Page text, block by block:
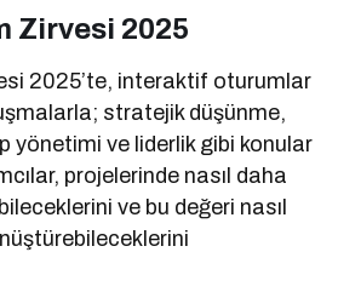
Zirvesi 2025
2025’te, interaktif oturumlar
stratejik düşünme,
yönetimi ve liderlik gibi konular
projelerinde nasıl daha
ve bu değeri nasıl